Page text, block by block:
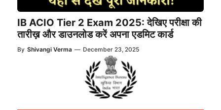
IB ACIO Tier 2 Exam 2025: देखिए परीक्षा की
तारीख़ और डाउनलोड करें अपना एडमिट कार्ड
By Shivangi Verma — December 23, 2025